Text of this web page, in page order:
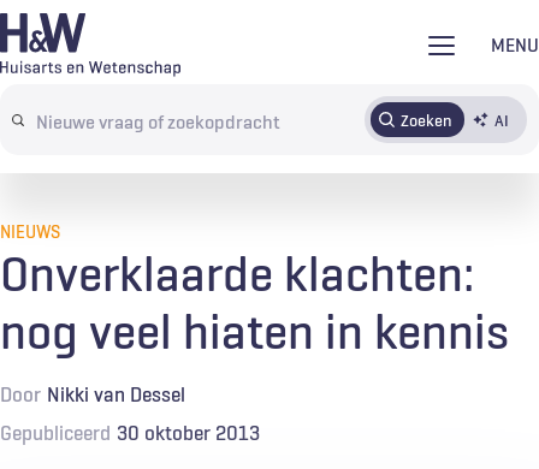
Overslaan
en
de
MENU
Search
terms
Zoeken AI
AbonnerenTijdschrift Inloggen
NIEUWS
Onverklaarde klachten:
nog veel hiaten in kennis
Door Nikki van Dessel
Gepubliceerd 30 oktober 2013